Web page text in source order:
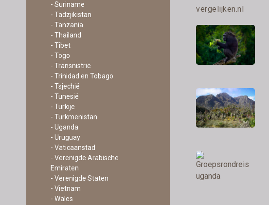
- Suriname
- Tadzjikistan
- Tanzania
- Thailand
- Tibet
- Togo
- Transnistrië
- Trinidad en Tobago
- Tsjechië
- Tunesië
- Turkije
- Turkmenistan
- Uganda
- Uruguay
- Vaticaanstad
- Verenigde Arabische
Emiraten
- Verenigde Staten
- Vietnam
- Wales
vergelijken.nl